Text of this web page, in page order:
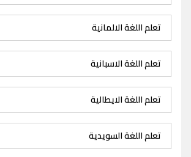
تعلم اللغة الالمانية
تعلم اللغة الاسبانية
تعلم اللغة الايطالية
تعلم اللغة السويدية